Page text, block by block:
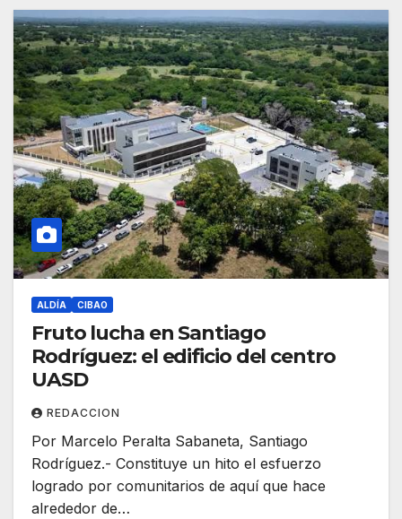
ALDÍA CIBAO
Fruto lucha en Santiago
Rodríguez: el edificio del centro
UASD
REDACCION
Por Marcelo Peralta Sabaneta, Santiago
Rodríguez.- Constituye un hito el esfuerzo
logrado por comunitarios de aquí que hace
alrededor de…